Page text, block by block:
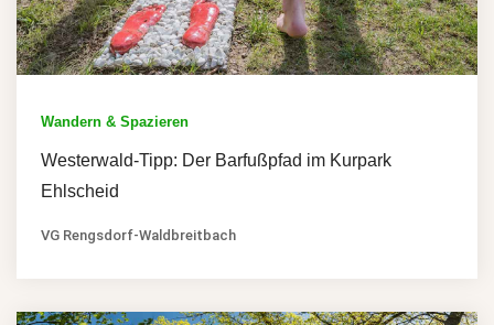
Wandern & Spazieren
Westerwald-Tipp: Der Barfußpfad im Kurpark
Ehlscheid
VG Rengsdorf-Waldbreitbach